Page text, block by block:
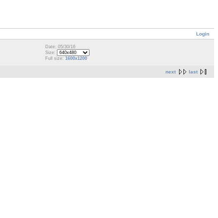
Login
Date: 05/30/16
Size:
Full size: 1600x1200
next last